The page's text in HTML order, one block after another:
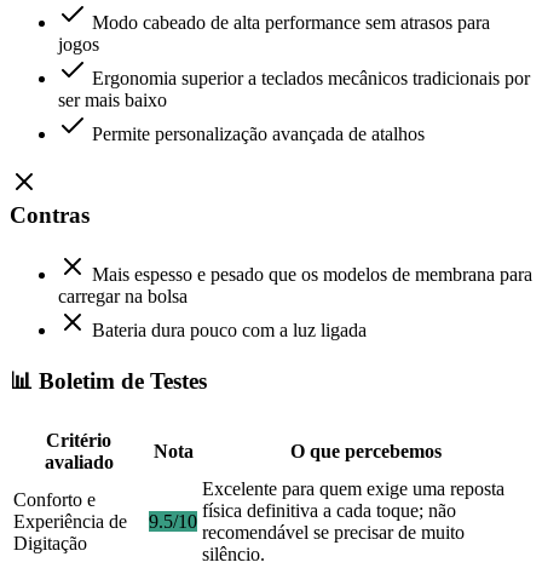
Modo cabeado de alta performance sem atrasos para
jogos
Ergonomia superior a teclados mecânicos tradicionais por
ser mais baixo
Permite personalização avançada de atalhos
Contras
Mais espesso e pesado que os modelos de membrana para
carregar na bolsa
Bateria dura pouco com a luz ligada
📊 Boletim de Testes
Critério
avaliado
Nota O que percebemos
Conforto e
Experiência de
Digitação
9.5/10
Excelente para quem exige uma reposta
física definitiva a cada toque; não
recomendável se precisar de muito
silêncio.